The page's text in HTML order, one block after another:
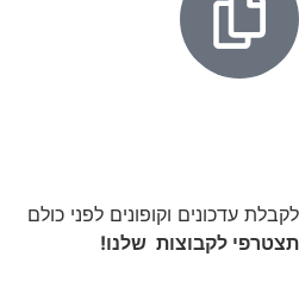
לקבלת עדכונים וקופונים לפני כולם
תצטרפי לקבוצות שלנו!